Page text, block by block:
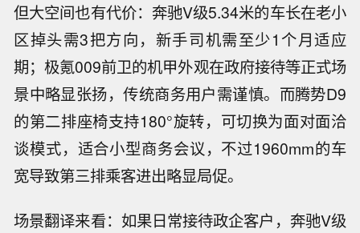
但大空间也有代价：奔驰V级5.34米的车长在老小
区掉头需3把方向，新手司机需至少1个月适应
期；极氪009前卫的机甲外观在政府接待等正式场
景中略显张扬，传统商务用户需谨慎。而腾势D9
的第二排座椅支持180°旋转，可切换为面对面洽
谈模式，适合小型商务会议，不过1960mm的车
宽导致第三排乘客进出略显局促。
场景翻译来看：如果日常接待政企客户，奔驰V级